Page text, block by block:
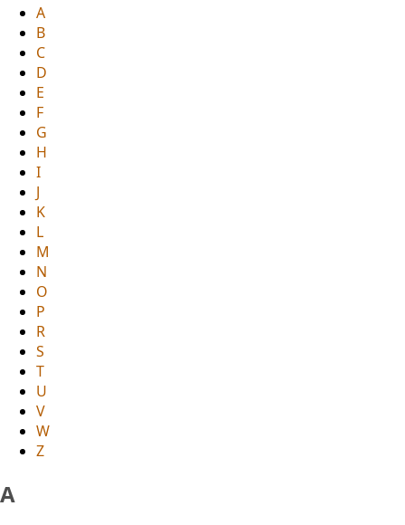
A
B
C
D
E
F
G
H
I
J
K
L
M
N
O
P
R
S
T
U
V
W
Z
A